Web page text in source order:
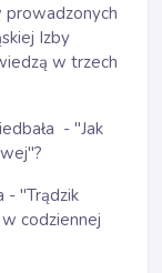
prowadzonych
Izby
w trzech
- "Jak
- "Trądzik
codziennej